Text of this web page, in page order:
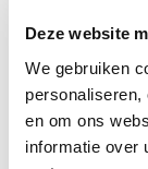
Deze website
We gebruiken
en om ons
informatie over
Cookies
Op deze
van de
kunnen